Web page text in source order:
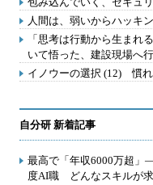
人間は、弱いからハッキ
「思考は行動から生まれ
いて悟った、建設現場へ
イノウーの選択 (12) 慣
自分研 新着記事
最高で「年収6000万超
度AI職 どんなスキルが